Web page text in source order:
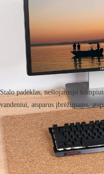
Stalo padėklas, nešiojamojo
vandeniui, atsparus įbrėžimams,